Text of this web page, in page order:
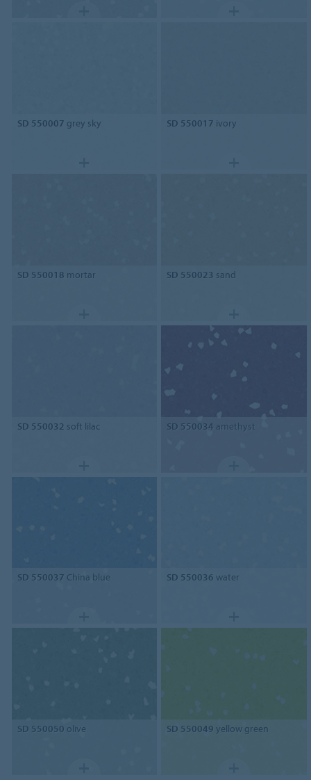
SD 550007 grey sky SD 550017 ivory
SD 550018 mortar SD 550023 sand
SD 550032 soft lilac SD 550034 amethyst
SD 550037 China blue SD 550036 water
SD 550050 olive SD 550049 yellow green